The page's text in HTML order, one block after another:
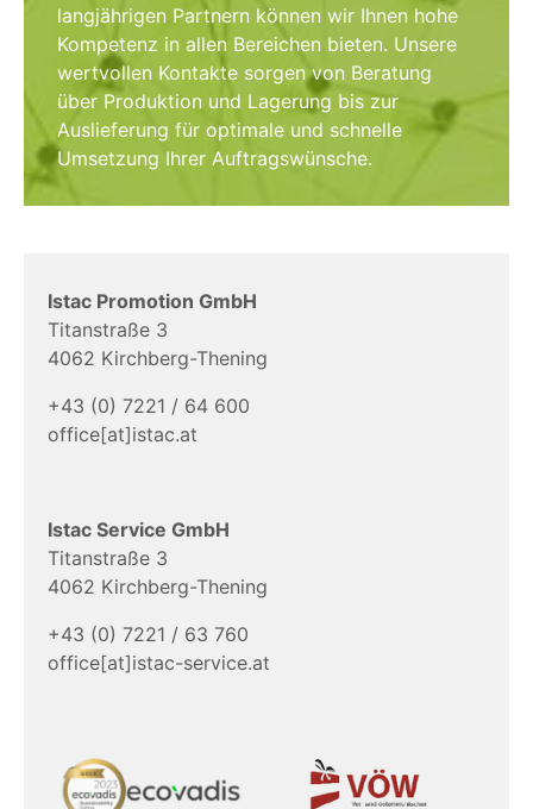
langjährigen Partnern können wir Ihnen hohe
Kompetenz in allen Bereichen bieten. Unsere
wertvollen Kontakte sorgen von Beratung
über Produktion und Lagerung bis zur
Auslieferung für optimale und schnelle
Umsetzung Ihrer Auftragswünsche.
Istac Promotion GmbH
Titanstraße 3
4062 Kirchberg-Thening
+43 (0) 7221 / 64 600
office[at]istac.at
Istac Service GmbH
Titanstraße 3
4062 Kirchberg-Thening
+43 (0) 7221 / 63 760
office[at]istac-service.at